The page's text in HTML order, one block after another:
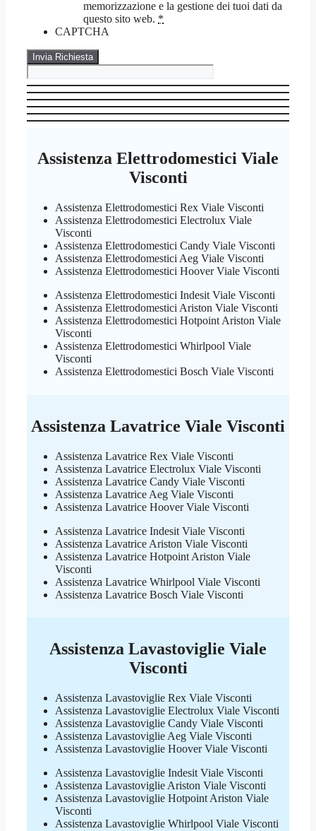
memorizzazione e la gestione dei tuoi dati da
questo sito web. *
CAPTCHA
Assistenza Elettrodomestici Viale
Visconti
Assistenza Elettrodomestici Rex Viale Visconti
Assistenza Elettrodomestici Electrolux Viale
Visconti
Assistenza Elettrodomestici Candy Viale Visconti
Assistenza Elettrodomestici Aeg Viale Visconti
Assistenza Elettrodomestici Hoover Viale Visconti
Assistenza Elettrodomestici Indesit Viale Visconti
Assistenza Elettrodomestici Ariston Viale Visconti
Assistenza Elettrodomestici Hotpoint Ariston Viale
Visconti
Assistenza Elettrodomestici Whirlpool Viale
Visconti
Assistenza Elettrodomestici Bosch Viale Visconti
Assistenza Lavatrice Viale Visconti
Assistenza Lavatrice Rex Viale Visconti
Assistenza Lavatrice Electrolux Viale Visconti
Assistenza Lavatrice Candy Viale Visconti
Assistenza Lavatrice Aeg Viale Visconti
Assistenza Lavatrice Hoover Viale Visconti
Assistenza Lavatrice Indesit Viale Visconti
Assistenza Lavatrice Ariston Viale Visconti
Assistenza Lavatrice Hotpoint Ariston Viale
Visconti
Assistenza Lavatrice Whirlpool Viale Visconti
Assistenza Lavatrice Bosch Viale Visconti
Assistenza Lavastoviglie Viale
Visconti
Assistenza Lavastoviglie Rex Viale Visconti
Assistenza Lavastoviglie Electrolux Viale Visconti
Assistenza Lavastoviglie Candy Viale Visconti
Assistenza Lavastoviglie Aeg Viale Visconti
Assistenza Lavastoviglie Hoover Viale Visconti
Assistenza Lavastoviglie Indesit Viale Visconti
Assistenza Lavastoviglie Ariston Viale Visconti
Assistenza Lavastoviglie Hotpoint Ariston Viale
Visconti
Assistenza Lavastoviglie Whirlpool Viale Visconti